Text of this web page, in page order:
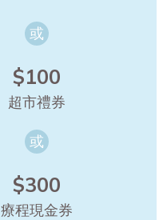
或
$100
超市禮券
或
$300
療程現金券